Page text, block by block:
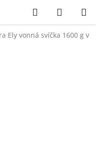
Hledat
KOŠÍK
Ely vonná svíčka 1600 g v